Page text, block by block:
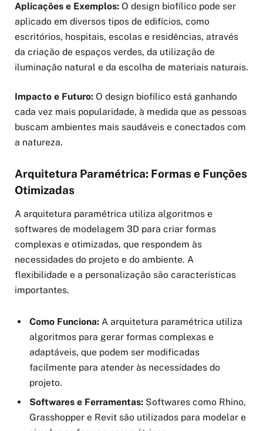
Aplicações e Exemplos: O design biofílico pode ser
aplicado em diversos tipos de edifícios, como
escritórios, hospitais, escolas e residências, através
da criação de espaços verdes, da utilização de
iluminação natural e da escolha de materiais naturais.
Impacto e Futuro: O design biofílico está ganhando
cada vez mais popularidade, à medida que as pessoas
buscam ambientes mais saudáveis e conectados com
a natureza.
Arquitetura Paramétrica: Formas e Funções
Otimizadas
A arquitetura paramétrica utiliza algoritmos e
softwares de modelagem 3D para criar formas
complexas e otimizadas, que respondem às
necessidades do projeto e do ambiente. A
flexibilidade e a personalização são características
importantes.
Como Funciona: A arquitetura paramétrica utiliza
algoritmos para gerar formas complexas e
adaptáveis, que podem ser modificadas
facilmente para atender às necessidades do
projeto.
Softwares e Ferramentas: Softwares como Rhino,
Grasshopper e Revit são utilizados para modelar e